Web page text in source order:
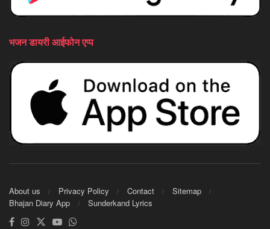
भजन डायरी आईफोन एप्प
About us Privacy Policy Contact
Sitemap
Bhajan Diary App
Sunderkand Lyrics